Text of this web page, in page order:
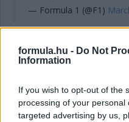
formula.hu - Do Not
Information
If you wish to opt-out of the
processing of your
targeted advertising by us,
— Formula 1 (@F1)
14:40
14:39